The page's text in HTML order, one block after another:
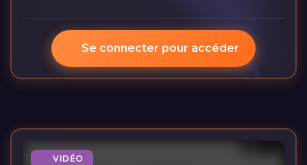
Se connecter pour accéder
VIDÉO